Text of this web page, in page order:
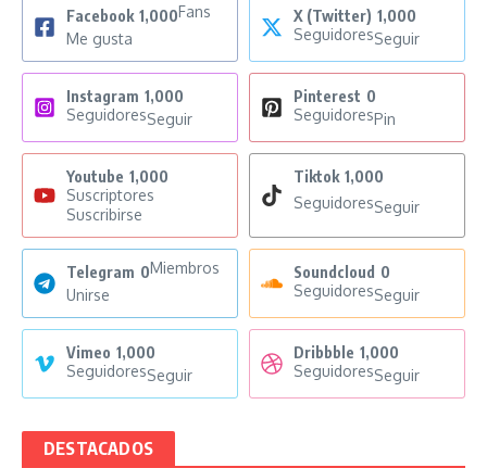
Facebook 1,000Fans
Me gusta
X (Twitter) 1,000
SeguidoresSeguir
Instagram 1,000
SeguidoresSeguir
Pinterest 0
SeguidoresPin
Youtube 1,000
Suscriptores
Suscribirse
Tiktok 1,000
SeguidoresSeguir
Telegram 0Miembros
Unirse
Soundcloud 0
SeguidoresSeguir
Vimeo 1,000
SeguidoresSeguir
Dribbble 1,000
SeguidoresSeguir
DESTACADOS